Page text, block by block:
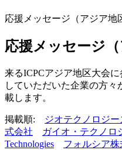
応援メッセージ（アジア地
応援メッセージ（
来るICPCアジア地区大会
していただいた企業の方
載します。
掲載順: ジオテクノロジ
式会社
ガイオ・テクノロ
Technologies
フォルシア株